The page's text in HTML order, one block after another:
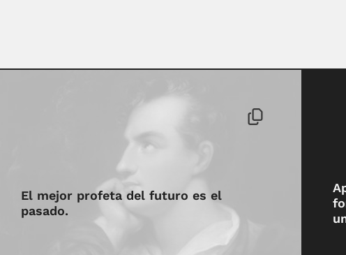
El mejor profeta del futuro es el
pasado.